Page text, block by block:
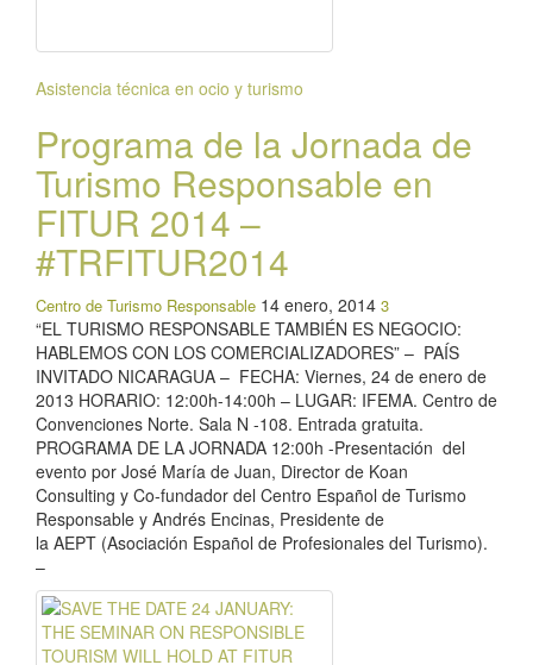
Asistencia técnica en ocio y turismo
Programa de la Jornada de
Turismo Responsable en
FITUR 2014 –
#TRFITUR2014
Centro de Turismo Responsable 14 enero, 2014 3
“EL TURISMO RESPONSABLE TAMBIÉN ES NEGOCIO:
HABLEMOS CON LOS COMERCIALIZADORES” – PAÍS
INVITADO NICARAGUA – FECHA: Viernes, 24 de enero de
2013 HORARIO: 12:00h-14:00h – LUGAR: IFEMA. Centro de
Convenciones Norte. Sala N -108. Entrada gratuita.
PROGRAMA DE LA JORNADA 12:00h -Presentación del
evento por José María de Juan, Director de Koan
Consulting y Co-fundador del Centro Español de Turismo
Responsable y Andrés Encinas, Presidente de
la AEPT (Asociación Español de Profesionales del Turismo).
–